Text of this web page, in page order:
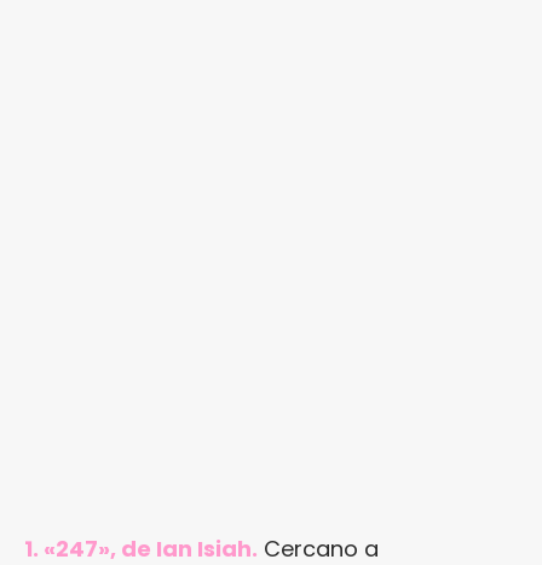
1. «247», de Ian Isiah. Cercano a